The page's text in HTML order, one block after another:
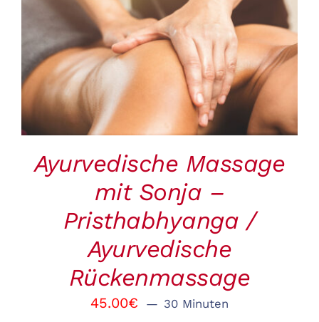
BUCHEN
/
DETAILS
Ayurvedische Massage
mit Sonja –
Pristhabhyanga /
Ayurvedische
Rückenmassage
45.00€ 30 Minuten